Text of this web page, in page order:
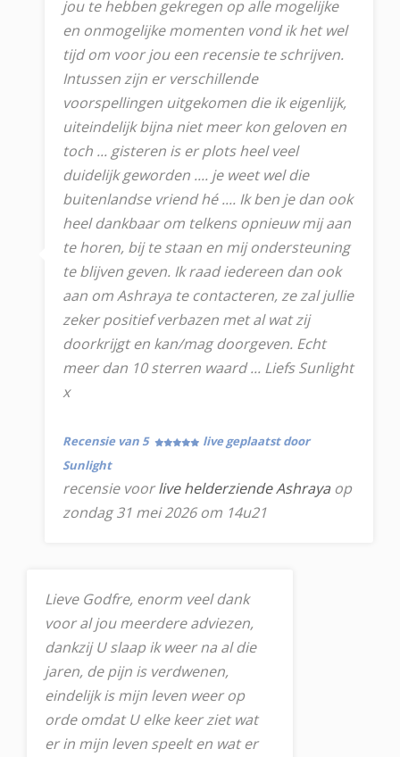
jou te hebben gekregen op alle mogelijke
en onmogelijke momenten vond ik het wel
tijd om voor jou een recensie te schrijven.
Intussen zijn er verschillende
voorspellingen uitgekomen die ik eigenlijk,
uiteindelijk bijna niet meer kon geloven en
toch ... gisteren is er plots heel veel
duidelijk geworden .... je weet wel die
buitenlandse vriend hé .... Ik ben je dan ook
heel dankbaar om telkens opnieuw mij aan
te horen, bij te staan en mij ondersteuning
te blijven geven. Ik raad iedereen dan ook
aan om Ashraya te contacteren, ze zal jullie
zeker positief verbazen met al wat zij
doorkrijgt en kan/mag doorgeven. Echt
meer dan 10 sterren waard ... Liefs Sunlight
x
Recensie van 5
live geplaatst door
Sunlight
recensie voorlive helderziende Ashraya op
zondag 31 mei 2026 om 14u21
Lieve Godfre, enorm veel dank
voor al jou meerdere adviezen,
dankzij U slaap ik weer na al die
jaren, de pijn is verdwenen,
eindelijk is mijn leven weer op
orde omdat U elke keer ziet wat
er in mijn leven speelt en wat er